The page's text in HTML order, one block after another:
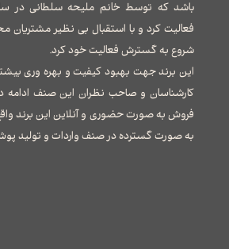
فعالیت کرد و با استقبال بی نظیر مشتریان
شروع به گسترش فعالیت خود کرد.
این برند جهت بهبود کیفیت و بهره وری
کارشناسان و صاحب نظران این صنف ادامه
فروش به صورت حضوری و آنلاین این برند
به صورت گسترده در صنف واردات و تولید